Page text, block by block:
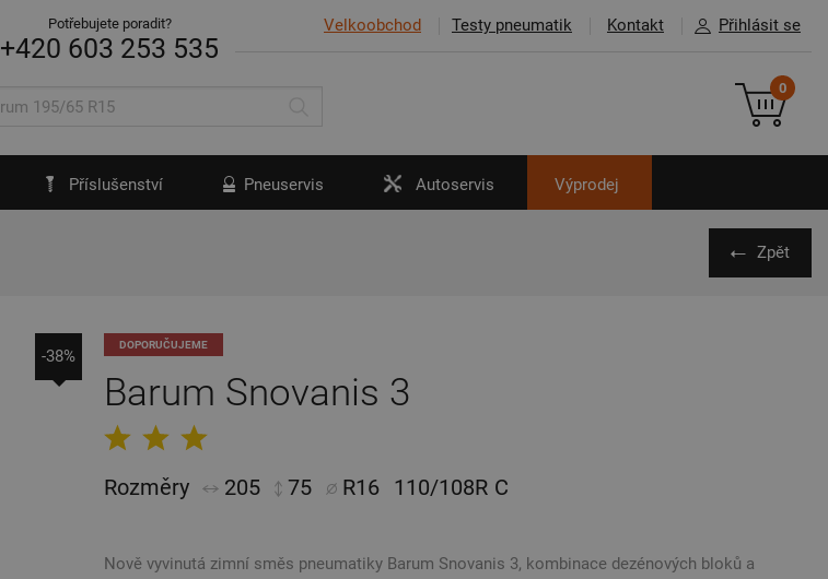
Velkoobchod Testy pneumatik Kontakt Přihlásit se
Potřebujete poradit?
+420 603 253 535
0
Příslušenství Pneuservis Autoservis Výprodej
Zpět
DOPORUČUJEME
Barum Snovanis 3
Rozměry 205 75 R16 110/108R C
Nově vyvinutá zimní směs pneumatiky Barum Snovanis 3, kombinace dezénových bloků a
-38%